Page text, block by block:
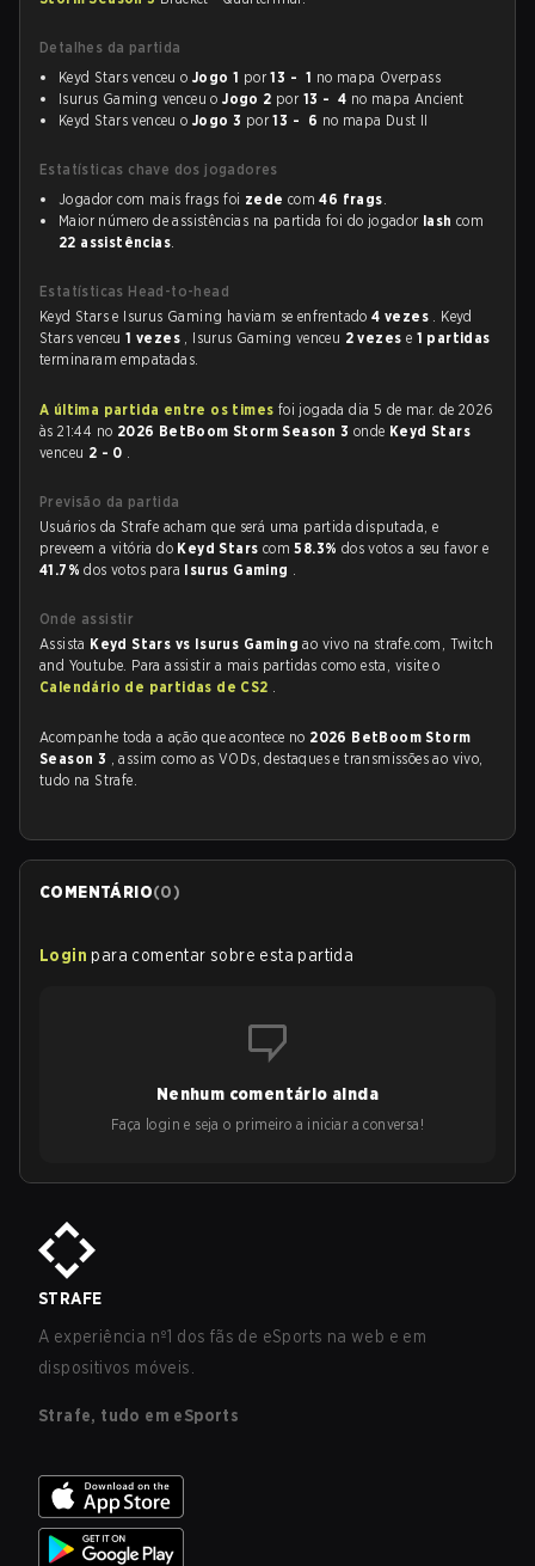
Detalhes da partida
Keyd Stars venceu o Jogo 1 por13 - 1 no mapa Overpass
Isurus Gaming venceu oJogo 2 por 13 - 4 no mapa Ancient
Keyd Stars venceu o Jogo 3 por13 - 6 no mapa Dust II
Estatísticas chave dos jogadores
Jogador com mais frags foi zede com46 frags.
Maior número de assistências na partida foi do jogador lash com
22 assistências.
Estatísticas Head-to-head
Keyd Stars e Isurus Gaming haviam se enfrentado4 vezes . Keyd
Stars venceu1 vezes , Isurus Gaming venceu 2 vezes e 1 partidas
terminaram empatadas.
A última partida entre os times foi jogada dia 5 de mar. de 2026
às 21:44 no 2026 BetBoom Storm Season 3onde Keyd Stars
venceu 2 - 0 .
Previsão da partida
Usuários da Strafe acham que será uma partida disputada, e
preveem a vitória do Keyd Stars com58.3% dos votos a seu favor e
41.7%dos votos para Isurus Gaming .
Onde assistir
Assista Keyd Stars vs Isurus Gamingao vivo na strafe.com, Twitch
and Youtube. Para assistir a mais partidas como esta, visite o
Calendário de partidas de CS2 .
Acompanhe toda a ação que acontece no 2026 BetBoom Storm
Season 3 , assim como as VODs, destaques e transmissões ao vivo,
tudo na Strafe.
COMENTÁRIO(0)
Login para comentar sobre esta partida
Nenhum comentário ainda
Faça login e seja o primeiro a iniciar a conversa!
STRAFE
A experiência nº1 dos fãs de eSports na web e em
dispositivos móveis.
Strafe, tudo em eSports